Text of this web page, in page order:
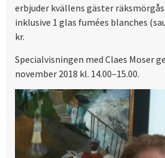
erbjuder kvällens gäster
inklusive 1 glas fumées blanches
kr.
Specialvisningen med Claes Moser
november 2018 kl. 14.00–15.00.